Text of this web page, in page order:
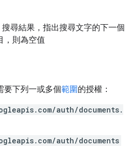
搜尋結果，指出搜尋文字的下一個
，則為空值
要下列一或多個範圍的授權：
auth/documents.
auth/documents